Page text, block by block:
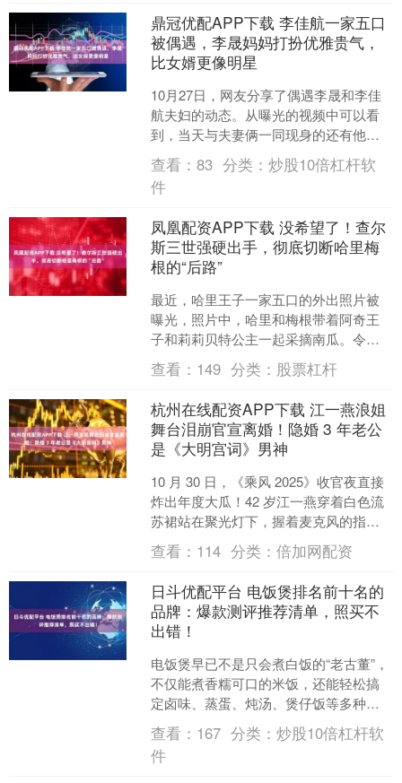
鼎冠优配APP下载 李佳航一家五口
被偶遇，李晟妈妈打扮优雅贵气，
比女婿更像明星
10月27日，网友分享了偶遇李晟和李佳
航夫妇的动态。从曝光的视频中可以看
到，当天与夫妻俩一同现身的还有他们
七岁的儿子以及李晟的父母。这一家五
口的温馨画面，有力地....
查看：83 分类：炒股10倍杠杆软
件
凤凰配资APP下载 没希望了！查尔
斯三世强硬出手，彻底切断哈里梅
根的“后路”
最近，哈里王子一家五口的外出照片被
曝光，照片中，哈里和梅根带着阿奇王
子和莉莉贝特公主一起采摘南瓜。令人
惊讶的是，这次梅根的母亲多利亚·拉格
兰也出现在照片里。看起....
查看： 149 分类： 股票杠杆
杭州在线配资APP下载 江一燕浪姐
舞台泪崩官宣离婚！隐婚 3 年老公
是《大明宫词》男神
10 月 30 日，《乘风 2025》收官夜直接
炸出年度大瓜！42 岁江一燕穿着白色流
苏裙站在聚光灯下，握着麦克风的指节
泛白，突然坦然宣告：“我结束了我的婚
姻”....
查看： 114 分类：倍加网配资
日斗优配平台 电饭煲排名前十名的
品牌：爆款测评推荐清单，照买不
出错！
电饭煲早已不是只会煮白饭的“老古董”，
不仅能煮香糯可口的米饭，还能轻松搞
定卤味、蒸蛋、炖汤、煲仔饭等多种美
食。然而市面上不少电饭煲仍存在内胆
涂层易脱落、加热不均....
查看： 167 分类：炒股10倍杠杆软
件